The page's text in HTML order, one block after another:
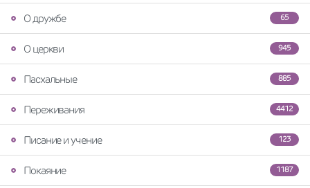
65
О дружбе
945
О церкви
885
Пасхальные
4412
Переживания
123
Писание и учение
1187
Покаяние